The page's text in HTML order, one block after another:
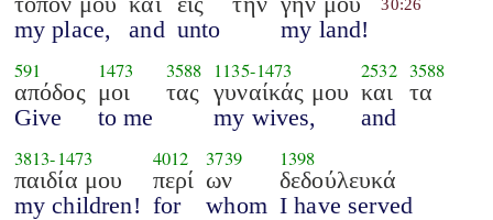
my place,
and unto
my land!
30:26
591
απόδος
Give
1473
μοι
to me
3588
τας
1135-1473
γυναίκάς μου
my wives,
2532
και
and
3588
τα
3813-1473
παιδία μου
my children!
4012
περί
for
3739
ων
whom
1398
δεδούλευκά
I have served